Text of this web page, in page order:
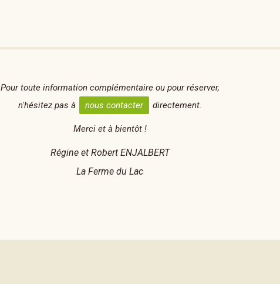
Pour toute information complémentaire ou pour réserver,
n'hésitez pas à
nous contacter directement.
Merci et à bientôt !
Régine et Robert ENJALBERT
La Ferme du Lac